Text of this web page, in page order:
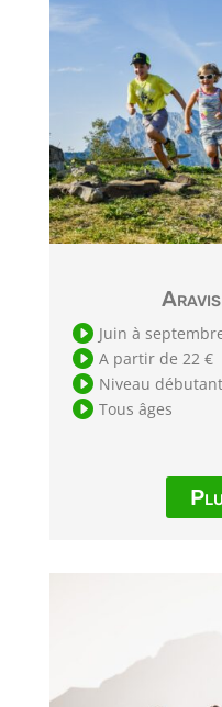
 Juin à
 A partir de 22 €
 Niveau débutant
 Tous âges